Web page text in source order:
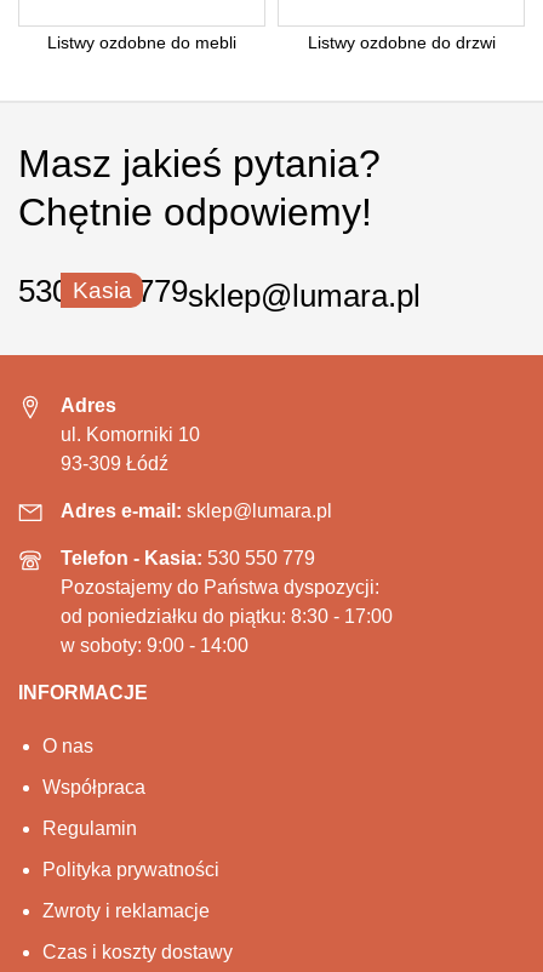
Listwy ozdobne do mebli Listwy ozdobne do drzwi
Masz jakieś pytania?
Chętnie odpowiemy!
Kasia
530 550 779sklep@lumara.pl
Adres
ul. Komorniki 10
93-309 Łódź
Adres e-mail: sklep@lumara.pl
Telefon - Kasia: 530 550 779
Pozostajemy do Państwa dyspozycji:
od poniedziałku do piątku: 8:30 - 17:00
w soboty: 9:00 - 14:00
INFORMACJE
O nas
Współpraca
Regulamin
Polityka prywatności
Zwroty i reklamacje
Czas i koszty dostawy